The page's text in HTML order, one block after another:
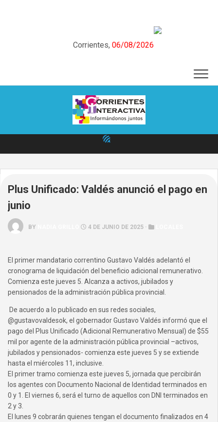
Corrientes, 06/08/2026
Plus Unificado: Valdés anunció el pago en
junio
BY 4 DE JUNIO DE 2025 ·
El primer mandatario correntino Gustavo Valdés adelantó el
cronograma de liquidación del beneficio adicional remunerativo.
Comienza este jueves 5. Alcanza a activos, jubilados y
pensionados de la administración pública provincial.
De acuerdo a lo publicado en sus redes sociales,
@gustavovaldesok, el gobernador Gustavo Valdés informó que el
pago del Plus Unificado (Adicional Remunerativo Mensual) de $55
mil por agente de la administración pública provincial –activos,
jubilados y pensionados- comienza este jueves 5 y se extiende
hasta el miércoles 11, inclusive.
El primer tramo comienza este jueves 5, jornada que percibirán
los agentes con Documento Nacional de Identidad terminados en
0 y 1. El viernes 6, será el turno de aquellos con DNI terminados en
2 y 3.
El lunes 9 cobrarán quienes tengan el documento finalizados en 4